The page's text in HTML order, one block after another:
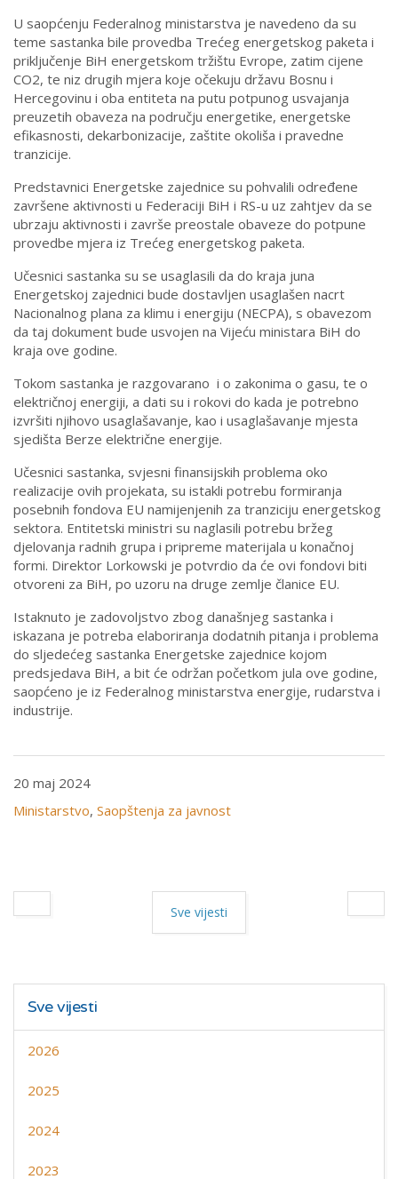
U saopćenju Federalnog ministarstva je navedeno da su
teme sastanka bile provedba Trećeg energetskog paketa i
priključenje BiH energetskom tržištu Evrope, zatim cijene
CO2, te niz drugih mjera koje očekuju državu Bosnu i
Hercegovinu i oba entiteta na putu potpunog usvajanja
preuzetih obaveza na području energetike, energetske
efikasnosti, dekarbonizacije, zaštite okoliša i pravedne
tranzicije.
Predstavnici Energetske zajednice su pohvalili određene
završene aktivnosti u Federaciji BiH i RS-u uz zahtjev da se
ubrzaju aktivnosti i završe preostale obaveze do potpune
provedbe mjera iz Trećeg energetskog paketa.
Učesnici sastanka su se usaglasili da do kraja juna
Energetskoj zajednici bude dostavljen usaglašen nacrt
Nacionalnog plana za klimu i energiju (NECPA), s obavezom
da taj dokument bude usvojen na Vijeću ministara BiH do
kraja ove godine.
Tokom sastanka je razgovarano i o zakonima o gasu, te o
električnoj energiji, a dati su i rokovi do kada je potrebno
izvršiti njihovo usaglašavanje, kao i usaglašavanje mjesta
sjedišta Berze električne energije.
Učesnici sastanka, svjesni finansijskih problema oko
realizacije ovih projekata, su istakli potrebu formiranja
posebnih fondova EU namijenjenih za tranziciju energetskog
sektora. Entitetski ministri su naglasili potrebu bržeg
djelovanja radnih grupa i pripreme materijala u konačnoj
formi. Direktor Lorkowski je potvrdio da će ovi fondovi biti
otvoreni za BiH, po uzoru na druge zemlje članice EU.
Istaknuto je zadovoljstvo zbog današnjeg sastanka i
iskazana je potreba elaboriranja dodatnih pitanja i problema
do sljedećeg sastanka Energetske zajednice kojom
predsjedava BiH, a bit će održan početkom jula ove godine,
saopćeno je iz Federalnog ministarstva energije, rudarstva i
industrije.
20 maj 2024
Ministarstvo, Saopštenja za javnost
Sve vijesti
Sve vijesti
2026
2025
2024
2023